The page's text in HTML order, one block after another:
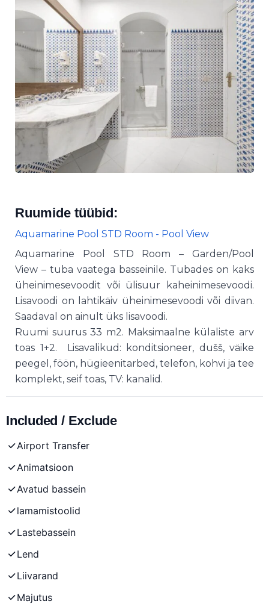
Ruumide tüübid:
Aquamarine Pool STD Room - Pool View
Aquamarine Pool STD Room – Garden/Pool
View – tuba vaatega basseinile. Tubades on kaks
üheinimesevoodit või ülisuur kaheinimesevoodi.
Lisavoodi on lahtikäiv üheinimesevoodi või diivan.
Saadaval on ainult üks lisavoodi.
Ruumi suurus 33 m2. Maksimaalne külaliste arv
toas 1+2. Lisavalikud: konditsioneer, dušš, väike
peegel, föön, hügieenitarbed, telefon, kohvi ja tee
komplekt, seif toas, TV: kanalid.
Included / Exclude
Airport Transfer
Animatsioon
Avatud bassein
lamamistoolid
Lastebassein
Lend
Liivarand
Majutus